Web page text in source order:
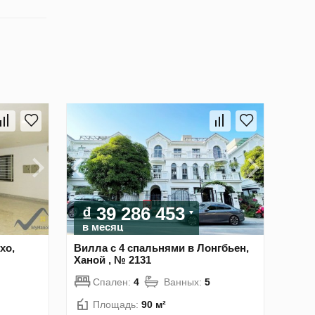
₫ 39 286 453
в месяц
Вилла с 4 спальнями в Лонгбьен,
Ханой , № 2131
Спален: 4 Ванных: 5
Площадь: 90 м²